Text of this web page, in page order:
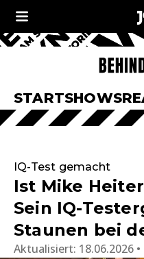
STARTSHOWS
IQ-Test gemacht
Ist Mike
Sein IQ-
Staunen bei
Aktualisiert: 18.06.2026